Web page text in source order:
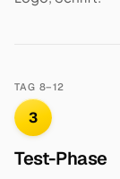
TAG 8–12
3
Test-Phase